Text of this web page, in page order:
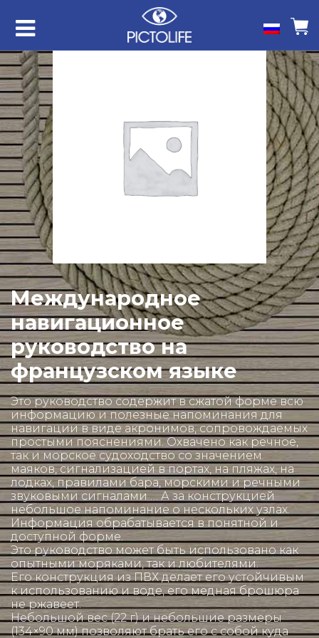
Международное
навигационное
руководство на
французском языке
Это руководство содержит в сжатой форме всю
информацию и полезные напоминания для
навигации в виде акронимов, сопровождаемых
простыми пояснениями. Охвачено как речное,
так и морское судоходство со значением
маяков, сигнализацией в портах, на пляжах, на
лодках, правилами бара, морскими и речными
звуковыми сигналами … А за конструкцией
небольшое напоминание о нескольких узлах.
Информация обрабатывается в понятной и
доступной форме.
Это руководство может быть использовано как
опытными моряками, так и любителями.
Его конструкция из ПВХ делает его устойчивым
к использованию и воде, его медная брошюра
не ржавеет.
Небольшой вес (22 г) и небольшие размеры
(134×90 мм) позволяют брать его с собой куда